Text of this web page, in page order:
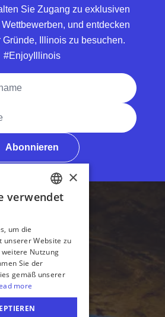
Sie Zugang zu exklusiven
und entdecken
Gründe, Illinois zu besuchen.
#EnjoyIllinois
Abonnieren
Medien
in Illinois
ENGLISH
SPANISH
×
verwendet
um die
unserer Website zu
Nutzung
Sie der
gemäß unserer
more